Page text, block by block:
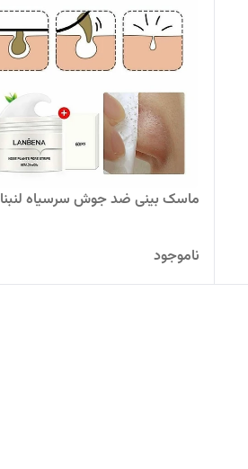
ماسک بینی ضد جوش سرسیاه لنبنا
ناموجود